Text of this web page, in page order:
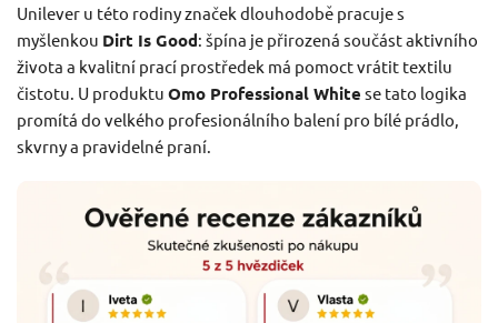
Unilever u této rodiny značek dlouhodobě pracuje s
myšlenkou Dirt Is Good: špína je přirozená součást aktivního
života a kvalitní prací prostředek má pomoct vrátit textilu
čistotu. U produktu Omo Professional White se tato logika
promítá do velkého profesionálního balení pro bílé prádlo,
skvrny a pravidelné praní.